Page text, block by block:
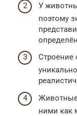
У
поэтому
Строение
Животные
ними как